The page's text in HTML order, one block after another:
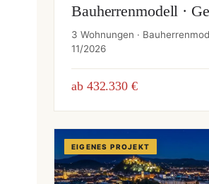
Bauherrenmodell ·
3 Wohnungen ·
11/2026
ab 432.330 €
EIGENES PROJEKT